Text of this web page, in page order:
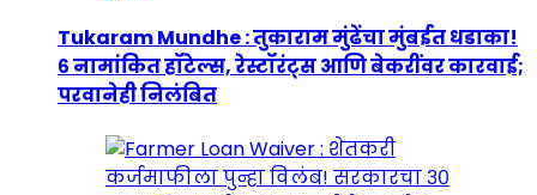
Tukaram Mundhe : तुकाराम मुंढेंचा मुंबईत धडाका!
६ नामांकित हॉटेल्स, रेस्टॉरंट्स आणि बेकरींवर कारवाई;
परवानेही निलंबित